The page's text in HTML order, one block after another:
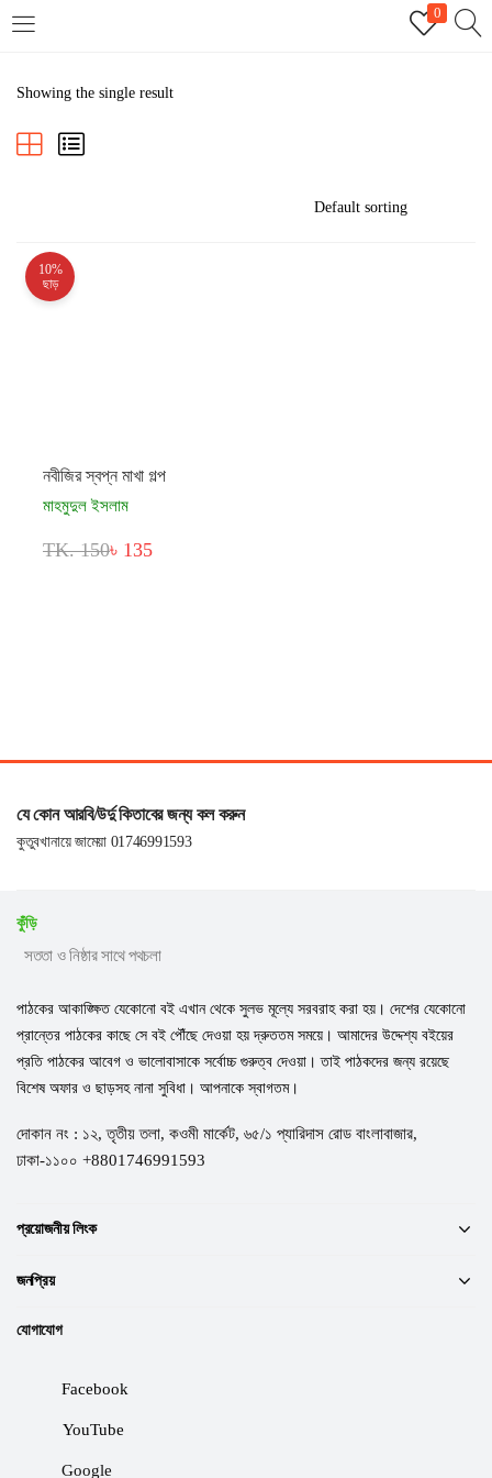
0
REGISTER
Showing the single result
10%
ছাড়
নবীজির স্বপ্ন মাখা গল্প
মাহমুদুল ইসলাম
TK. 150৳ 135
যে কোন আরবি/উর্দু কিতাবের জন্য কল করুন
কুতুবখানায়ে জামেয়া 01746991593
কুঁড়ি
সততা ও নিষ্ঠার সাথে পথচলা
পাঠকের আকাঙ্ক্ষিত যেকোনো বই এখান থেকে সুলভ মূল্যে সরবরাহ করা হয়। দেশের যেকোনো
প্রান্তের পাঠকের কাছে সে বই পৌঁছে দেওয়া হয় দ্রুততম সময়ে। আমাদের উদ্দেশ্য বইয়ের
প্রতি পাঠকের আবেগ ও ভালোবাসাকে সর্বোচ্চ গুরুত্ব দেওয়া। তাই পাঠকদের জন্য রয়েছে
বিশেষ অফার ও ছাড়সহ নানা সুবিধা। আপনাকে স্বাগতম।
দোকান নং : ১২, তৃতীয় তলা, কওমী মার্কেট, ৬৫/১ প্যারিদাস রোড বাংলাবাজার,
ঢাকা-১১০০ +8801746991593
প্রয়োজনীয় লিংক
জনপ্রিয়
যোগাযোগ
Facebook
YouTube
Google